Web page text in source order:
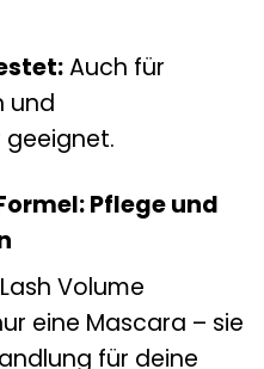
Auch für
und
Pflege und
Volume
eine Mascara – sie
für deine